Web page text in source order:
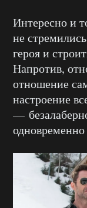
Интересно и
не
героя и
Напротив,
отношение
настроение
—
одновременно